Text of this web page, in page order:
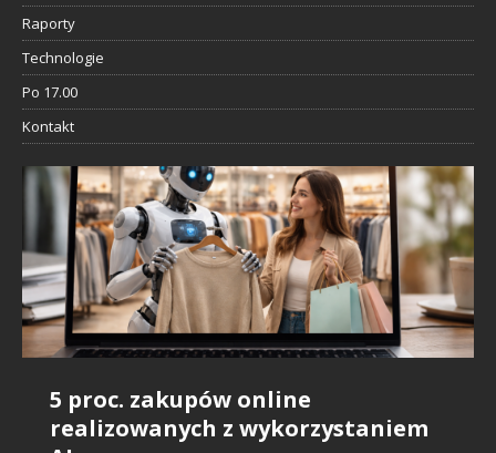
Raporty
Technologie
Po 17.00
Kontakt
5 proc. zakupów online
realizowanych z wykorzystaniem
Badanie Snowflake: AI daje
pozytywny bilans zatrudnienia
Sztuczna inteligencja i rynek
pracy: Raport branżowy wskazuje
Nie szanujemy influencerów, bo…
Nic nie wiemy o ich pracy?
IDC: sztuczna inteligencja będzie
wszędzie